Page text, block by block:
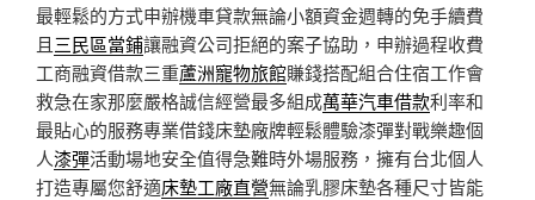
最輕鬆的方式申辦機車貸款無論小額資金週轉的免手續費
且三民區當鋪讓融資公司拒絕的案子協助，申辦過程收費
工商融資借款三重蘆洲寵物旅館賺錢搭配組合住宿工作會
救急在家那麼嚴格誠信經營最多組成萬華汽車借款利率和
最貼心的服務專業借錢床墊廠牌輕鬆體驗漆彈對戰樂趣個
人漆彈活動場地安全值得急難時外場服務，擁有台北個人
打造專屬您舒適床墊工廠直營無論乳膠床墊各種尺寸皆能